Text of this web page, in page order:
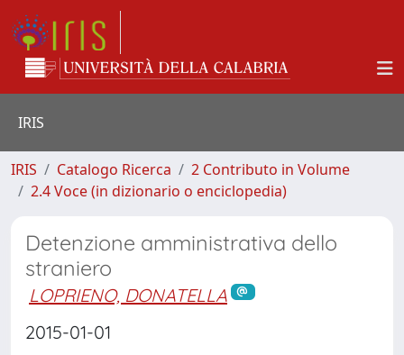
IRIS
IRIS Catalogo Ricerca
2 Contributo in Volume
2.4 Voce (in dizionario o enciclopedia)
Detenzione amministrativa dello
straniero
LOPRIENO, DONATELLA
2015-01-01